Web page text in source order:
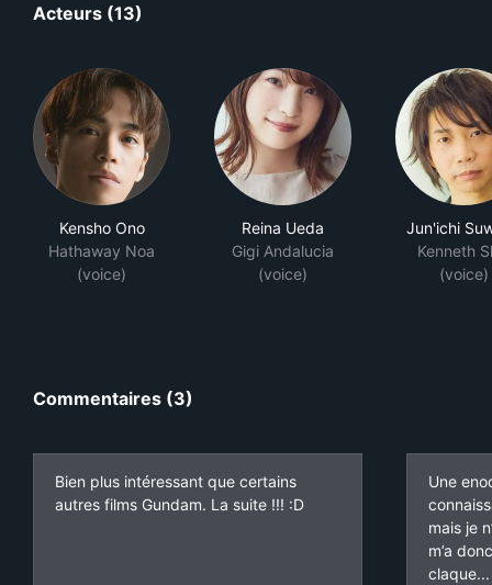
Acteurs (13)
Kensho Ono
Hathaway Noa
(voice)
Reina Ueda
Gigi Andalucia
(voice)
Jun'ichi
Kenneth
(voice)
Commentaires (3)
Bien plus intéressant que certains
autres films Gundam. La suite !!! :D
Une
mais je
m’a